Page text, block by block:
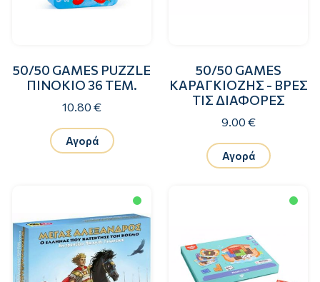
50/50 GAMES PUZZLE
ΠΙΝΟΚΙΟ 36 ΤΕΜ.
10.80 €
Αγορά
50/50 GAMES
ΚΑΡΑΓΚΙΟΖΗΣ - ΒΡΕΣ
ΤΙΣ ΔΙΑΦΟΡΕΣ
9.00 €
Αγορά